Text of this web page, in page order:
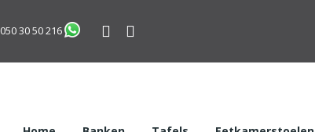
050 30 50 216